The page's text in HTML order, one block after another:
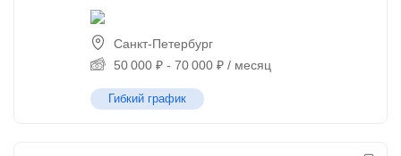
Санкт-Петербург
50 000 ₽ - 70 000 ₽ / месяц
Гибкий график